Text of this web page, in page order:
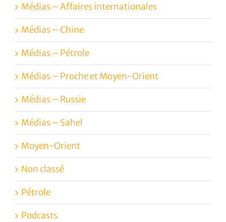
Médias – Affaires internationales
Médias – Chine
Médias – Pétrole
Médias – Proche et Moyen-Orient
Médias – Russie
Médias – Sahel
Moyen-Orient
Non classé
Pétrole
Podcasts